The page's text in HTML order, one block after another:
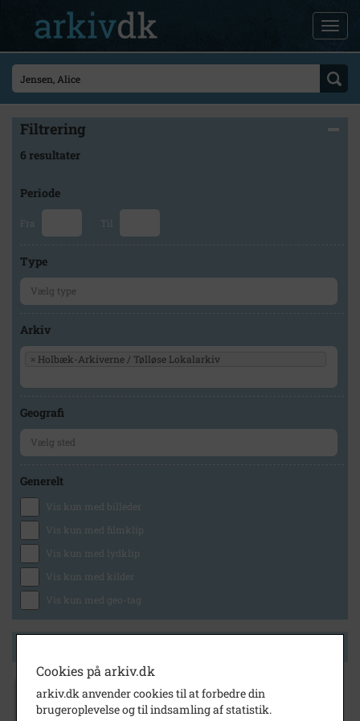
Filtrering
6 resultater
Periode
Fra Til
Type
Arkiv
× Holbæk-Arkiverne / Tølløse Lokalarkiv
Geografi
Generelt
Vis kun med billeder
Vis kun med filmklip
Vis kun med lydklip
Vis kun med kilder
Vis kun med geo-tag
1925- 1935
Cecilie Jensen med søsteren Charlotte og
Cookies på arkiv.dk
arkiv.dk anvender cookies til at forbedre din
brugeroplevelse og til indsamling af statistik.